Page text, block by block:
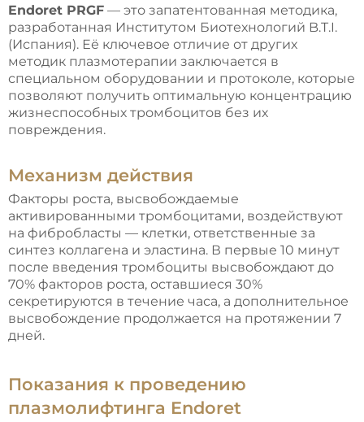
Endoret PRGF — это запатентованная методика,
разработанная Институтом Биотехнологий B.T.I.
(Испания). Её ключевое отличие от других
методик плазмотерапии заключается в
специальном оборудовании и протоколе, которые
позволяют получить оптимальную концентрацию
жизнеспособных тромбоцитов без их
повреждения.
Механизм действия
Факторы роста, высвобождаемые
активированными тромбоцитами, воздействуют
на фибробласты — клетки, ответственные за
синтез коллагена и эластина. В первые 10 минут
после введения тромбоциты высвобождают до
70% факторов роста, оставшиеся 30%
секретируются в течение часа, а дополнительное
высвобождение продолжается на протяжении 7
дней.
Показания к проведению
плазмолифтинга Endoret